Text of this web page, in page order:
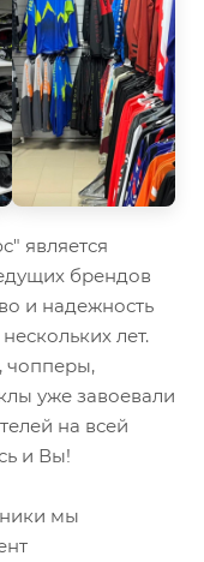
является
брендов
и надежность
лет.
чопперы,
уже завоевали
на всей
и Вы!
мы